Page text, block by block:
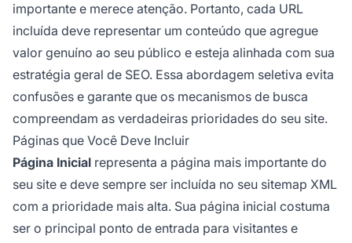
importante e merece atenção. Portanto, cada URL
incluída deve representar um conteúdo que agregue
valor genuíno ao seu público e esteja alinhada com sua
estratégia geral de SEO. Essa abordagem seletiva evita
confusões e garante que os mecanismos de busca
compreendam as verdadeiras prioridades do seu site.
Páginas que Você Deve Incluir
Página Inicial representa a página mais importante do
seu site e deve sempre ser incluída no seu sitemap XML
com a prioridade mais alta. Sua página inicial costuma
ser o principal ponto de entrada para visitantes e